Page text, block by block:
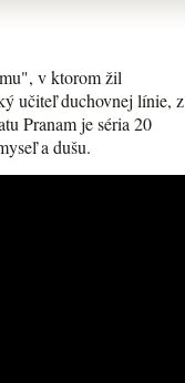
v ktorom žil
učiteľ duchovnej línie, z
Pranam je séria 20
a dušu.